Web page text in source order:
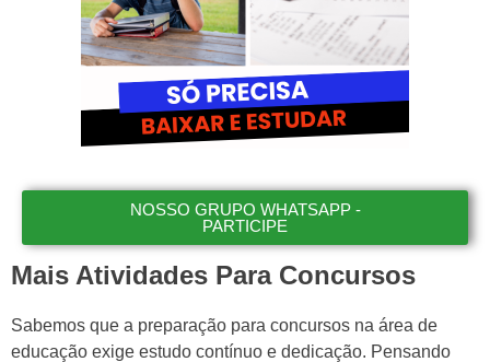
NOSSO GRUPO WHATSAPP -
PARTICIPE
Mais Atividades Para Concursos
Sabemos que a preparação para concursos na área de
educação exige estudo contínuo e dedicação. Pensando